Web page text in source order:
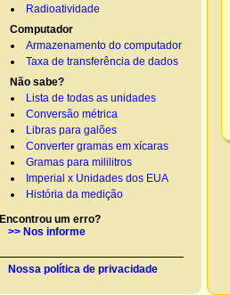
Radioatividade
Computador
Armazenamento do computador
Taxa de transferência de dados
Não sabe?
Lista de todas as unidades
Conversão métrica
Libras para galões
Converter gramas em xícaras
Gramas para mililitros
Imperial x Unidades dos EUA
História da medição
Encontrou um erro?
>> Nos informe
Nossa política de privacidade